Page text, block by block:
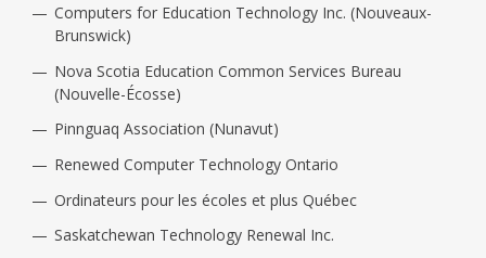
Computers for Education Technology Inc. (Nouveaux-
Brunswick)
Nova Scotia Education Common Services Bureau
(Nouvelle-Écosse)
Pinnguaq Association (Nunavut)
Renewed Computer Technology Ontario
Ordinateurs pour les écoles et plus Québec
Saskatchewan Technology Renewal Inc.